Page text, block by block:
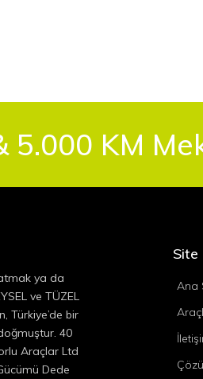
5.000 KM
ya da
ve TÜZEL
Türkiye’de bir
40
Araçlar Ltd
Dede
Site
Ana